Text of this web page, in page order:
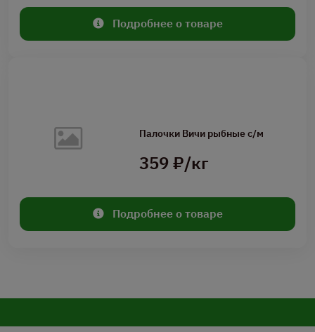
Подробнее о товаре
Палочки Вичи рыбные с/м
359 ₽/кг
Подробнее о товаре